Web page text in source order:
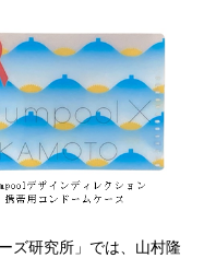
ズ研究所」では、山村隆